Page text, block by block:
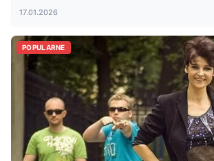
17.01.2026
POPULARNE